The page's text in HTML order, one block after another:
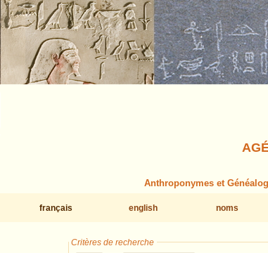
Anthroponymes et
français english noms
Critères de recherche